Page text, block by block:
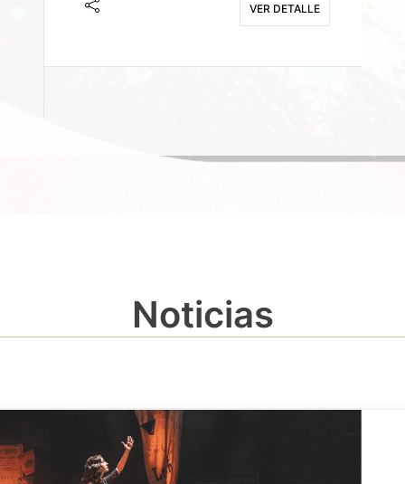
VER DETALLE
Noticias